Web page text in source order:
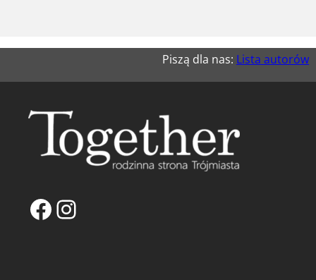
Piszą dla nas: Lista autorów
Facebook
Instagram